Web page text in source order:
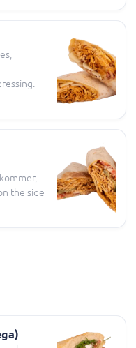
the side